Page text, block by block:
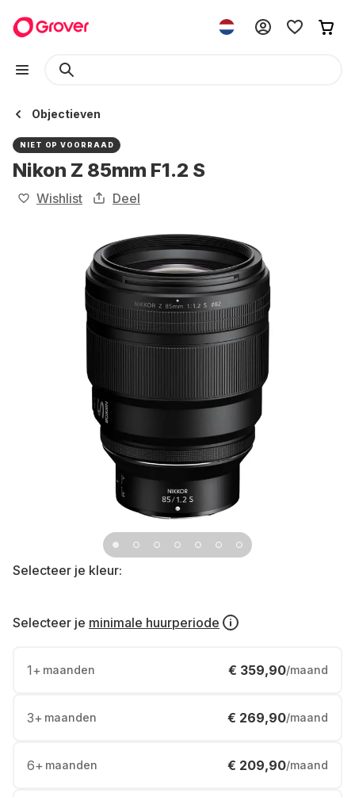
Objectieven
NIET OP VOORRAAD
Nikon Z 85mm F1.2 S
Wishlist Deel
Selecteer je kleur:
Selecteer je minimale huurperiode
1+ maanden € 359,90/maand
3+ maanden € 269,90/maand
6+ maanden € 209,90/maand